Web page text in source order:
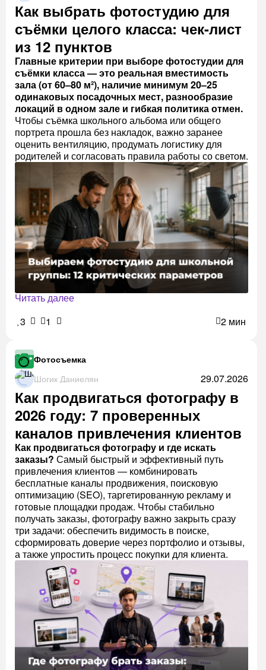
Как выбрать фотостудию для
съёмки целого класса: чек-лист
из 12 пунктов
Главные критерии при выборе фотостудии для
съёмки класса — это реальная вместимость
зала (от 60–80 м²), наличие минимум 20–25
одинаковых посадочных мест, разнообразие
локаций в одном зале и гибкая политика отмен.
Чтобы съёмка школьного альбома или общего
портрета прошла без накладок, важно заранее
оценить вентиляцию, продумать логистику для
родителей и согласовать правила работы со светом.
Читать далее
3
1 2 мин
Фотосъемка
Шогик Даниелян
29.07.2026
Как продвигаться фотографу в
2026 году: 7 проверенных
каналов привлечения клиентов
Как продвигаться фотографу и где искать
заказы? Самый быстрый и эффективный путь
привлечения клиентов — комбинировать
бесплатные каналы продвижения, поисковую
оптимизацию (SEO), таргетированную рекламу и
готовые площадки продаж. Чтобы стабильно
получать заказы, фотографу важно закрыть сразу
три задачи: обеспечить видимость в поиске,
сформировать доверие через портфолио и отзывы,
а также упростить процесс покупки для клиента.